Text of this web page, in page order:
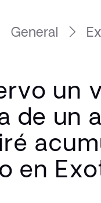
General
un
de un
en